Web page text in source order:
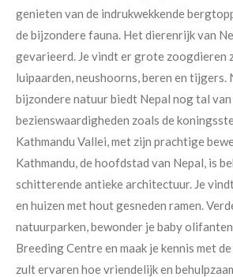
genieten van de indrukwekkende
de bijzondere fauna. Het dierenrijk van
gevarieerd. Je vindt er grote zoogdieren
luipaarden, neushoorns, beren en tijgers.
bijzondere natuur biedt Nepal nog tal van
bezienswaardigheden zoals de
Kathmandu Vallei, met zijn prachtige
Kathmandu, de hoofdstad van Nepal, is
schitterende antieke architectuur. Je
en huizen met hout gesneden ramen.
natuurparken, bewonder je baby
Breeding Centre en maak je kennis met
zult ervaren hoe vriendelijk en